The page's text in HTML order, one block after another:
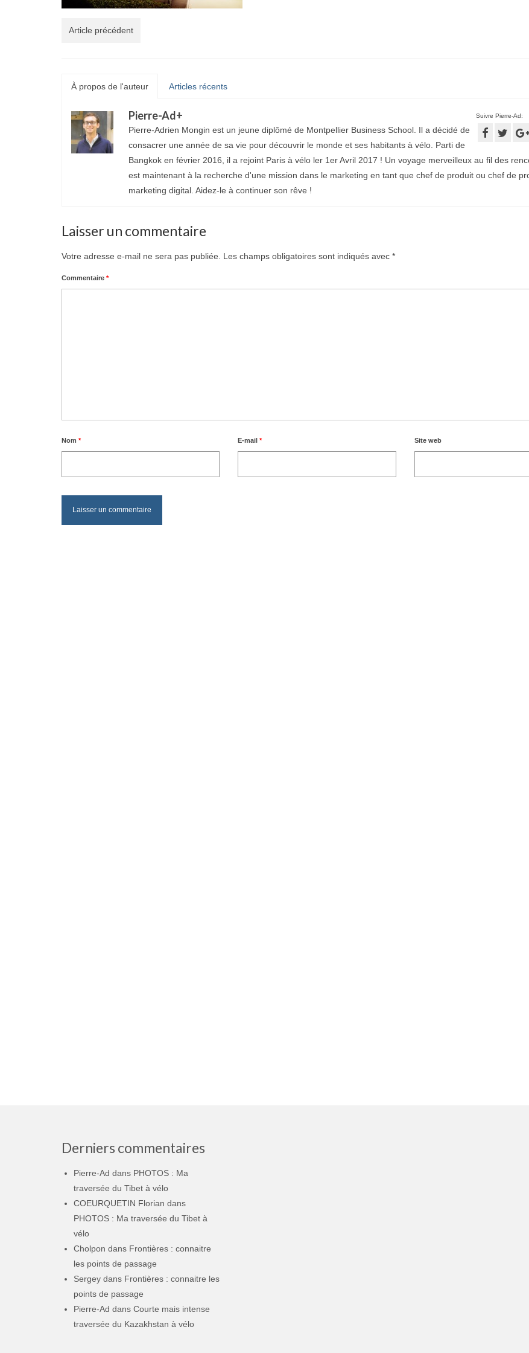
Article précédent
À propos de l'auteur Articles récents
Suivre Pierre-Ad:
Pierre-Ad+
Pierre-Adrien Mongin est un jeune diplômé de Montpellier Business School. Il a décidé de
consacrer une année de sa vie pour découvrir le monde et ses habitants à vélo. Parti de
Bangkok en février 2016, il a rejoint Paris à vélo ler 1er Avril 2017 ! Un voyage merveilleux au fil des
est maintenant à la recherche d'une mission dans le marketing en tant que chef de produit ou chef de
marketing digital. Aidez-le à continuer son rêve !
Laisser un commentaire
Votre adresse e-mail ne sera pas publiée. Les champs obligatoires sont indiqués avec *
Commentaire *
Nom * E-mail* Site web
Derniers commentaires
Pierre-Ad dans PHOTOS : Ma
traversée du Tibet à vélo
COEURQUETIN Florian dans
PHOTOS : Ma traversée du Tibet à
vélo
Cholpon dans Frontières : connaitre
les points de passage
Sergey dans Frontières : connaitre les
points de passage
Pierre-Ad dans Courte mais intense
traversée du Kazakhstan à vélo